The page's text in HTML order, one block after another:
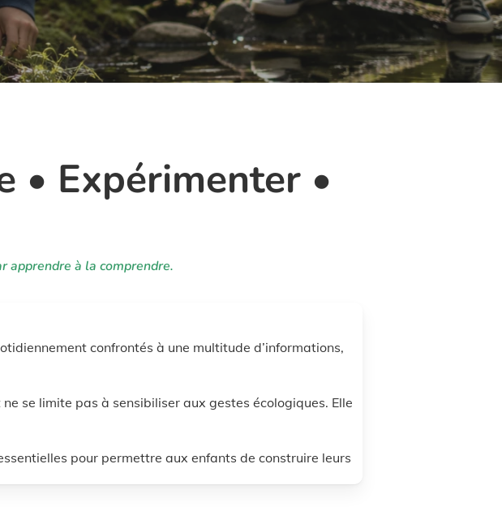
• Expérimenter •
apprendre à la comprendre.
confrontés à une multitude d’informations,
se limite pas à sensibiliser aux gestes écologiques. Elle
pour permettre aux enfants de construire leurs